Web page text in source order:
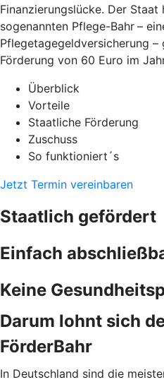
Finanzierungslücke. Der
sogenannten Pflege-Bahr –
Pflegetagegeldversicherung –
Förderung von 60 Euro im
Überblick
Vorteile
Staatliche Förderung
Zuschuss
So funktioniert´s
Jetzt Termin vereinbaren
Staatlich gefördert
Einfach
Keine
Darum lohnt sich
FörderBahr
In Deutschland sind die